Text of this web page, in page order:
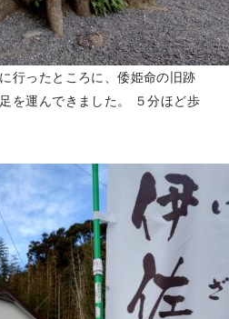
行ったところに、倭姫命の旧跡
を運んできました。 ５分ほど歩